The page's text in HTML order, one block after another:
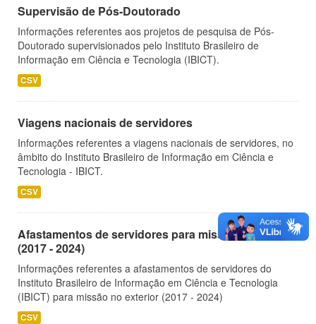
Supervisão de Pós-Doutorado
Informações referentes aos projetos de pesquisa de Pós-
Doutorado supervisionados pelo Instituto Brasileiro de
Informação em Ciência e Tecnologia (IBICT).
CSV
Viagens nacionais de servidores
Informações referentes a viagens nacionais de servidores, no
âmbito do Instituto Brasileiro de Informação em Ciência e
Tecnologia - IBICT.
CSV
Afastamentos de servidores para missão no exterior
(2017 - 2024)
Informações referentes a afastamentos de servidores do
Instituto Brasileiro de Informação em Ciência e Tecnologia
(IBICT) para missão no exterior (2017 - 2024)
CSV